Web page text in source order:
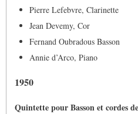
Pierre Lefebvre, Clarinette
Jean Devemy, Cor
Fernand Oubradous Basson
Annie d’Arco, Piano
1950
Quintette pour Basson et cordes